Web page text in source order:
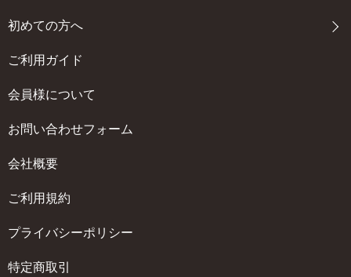
初めての方へ
ご利用ガイド
会員様について
お問い合わせフォーム
会社概要
ご利用規約
プライバシーポリシー
特定商取引